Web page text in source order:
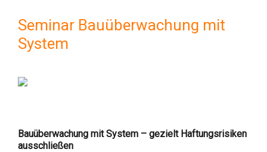
GESCHÄFTSSTELLE
Seminar Bauüberwachung mit
System
Bauüberwachung mit System – gezielt Haftungsrisiken
ausschließen